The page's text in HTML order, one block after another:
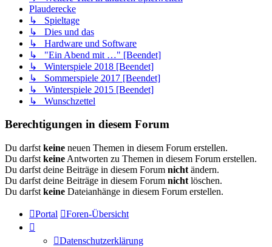
Plauderecke
↳ Spieltage
↳ Dies und das
↳ Hardware und Software
↳ "Ein Abend mit …" [Beendet]
↳ Winterspiele 2018 [Beendet]
↳ Sommerspiele 2017 [Beendet]
↳ Winterspiele 2015 [Beendet]
↳ Wunschzettel
Berechtigungen in diesem Forum
Du darfst keine neuen Themen in diesem Forum erstellen.
Du darfst keine Antworten zu Themen in diesem Forum erstellen.
Du darfst deine Beiträge in diesem Forum nicht ändern.
Du darfst deine Beiträge in diesem Forum nicht löschen.
Du darfst keine Dateianhänge in diesem Forum erstellen.
Portal Foren-Übersicht
Datenschutzerklärung